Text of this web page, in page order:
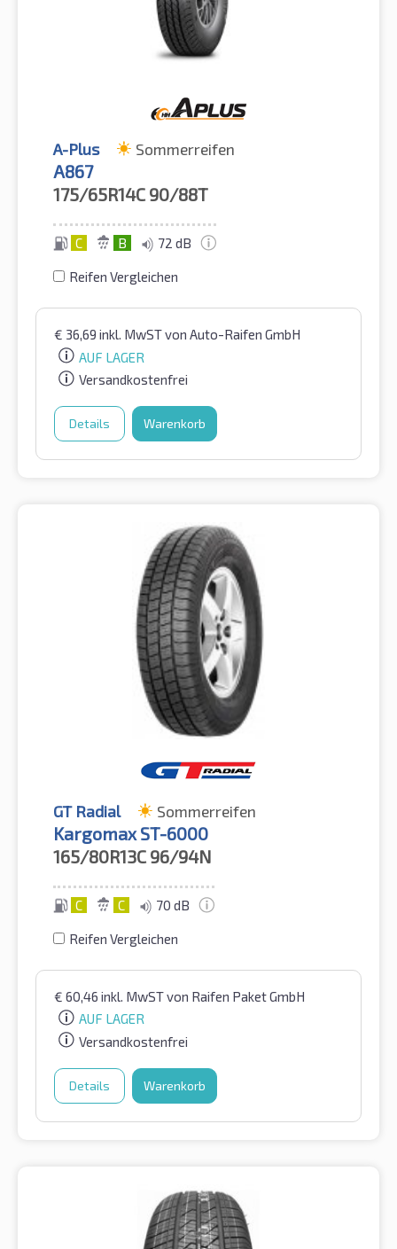
A-Plus Sommerreifen
A867
175/65R14C 90/88T
C B 72 dB
Reifen Vergleichen
€ 36,69 inkl. MwSTvon Auto-Raifen GmbH
AUF LAGER
Versandkostenfrei
Details Warenkorb
GT Radial Sommerreifen
Kargomax ST-6000
165/80R13C 96/94N
C C 70 dB
Reifen Vergleichen
€ 60,46 inkl. MwSTvon Raifen Paket GmbH
AUF LAGER
Versandkostenfrei
Details Warenkorb